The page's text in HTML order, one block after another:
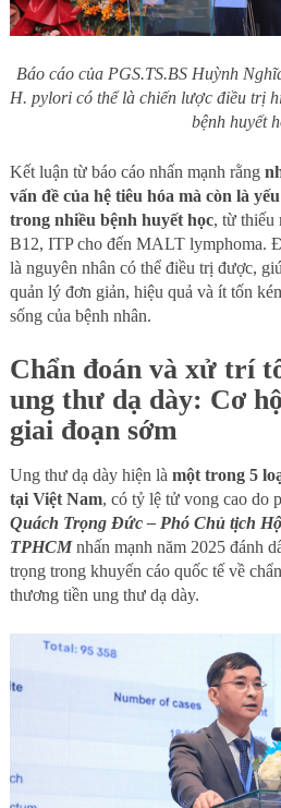
Báo cáo của PGS.TS.BS Huỳnh
H. pylori có thể là chiến lược điều trị
bệnh huyết
Kết luận từ báo cáo nhấn mạnh rằng
vấn đề của hệ tiêu hóa mà còn là
trong nhiều bệnh huyết học, từ thiếu
B12, ITP cho đến MALT lymphoma.
là nguyên nhân có thể điều trị được,
quản lý đơn giản, hiệu quả và ít tốn
sống của bệnh nhân.
Chẩn đoán và xử trí
ung thư dạ dày: Cơ
giai đoạn sớm
Ung thư dạ dày hiện là một trong 5
tại Việt Nam, có tỷ lệ tử vong cao do
Quách Trọng Đức – Phó Chủ tịch
TPHCMnhấn mạnh năm 2025 đánh
trọng trong khuyến cáo quốc tế về
thương tiền ung thư dạ dày.